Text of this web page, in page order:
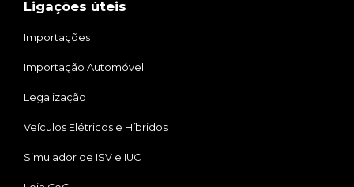
Ligações úteis
Importações
Importação Automóvel
Legalização
Veículos Elétricos e Híbridos
Simulador de ISV e IUC